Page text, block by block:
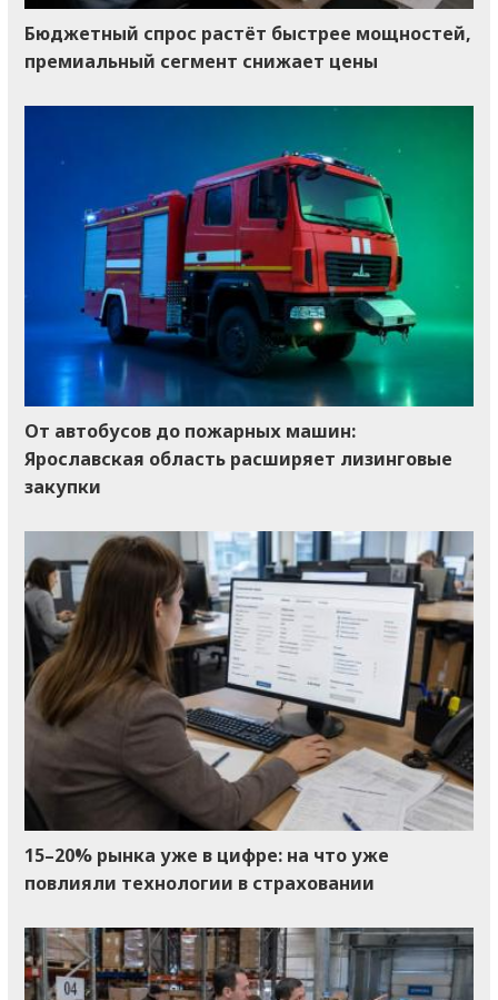
Бюджетный спрос растёт быстрее мощностей,
премиальный сегмент снижает цены
От автобусов до пожарных машин:
Ярославская область расширяет лизинговые
закупки
15–20% рынка уже в цифре: на что уже
повлияли технологии в страховании